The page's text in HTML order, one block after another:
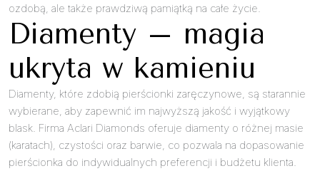
ozdobą, ale także prawdziwą pamiątką na całe życie.
Diamenty – magia
ukryta w kamieniu
Diamenty, które zdobią pierścionki zaręczynowe, są starannie
wybierane, aby zapewnić im najwyższą jakość i wyjątkowy
blask. Firma Aclari Diamonds oferuje diamenty o różnej masie
(karatach), czystości oraz barwie, co pozwala na dopasowanie
pierścionka do indywidualnych preferencji i budżetu klienta.